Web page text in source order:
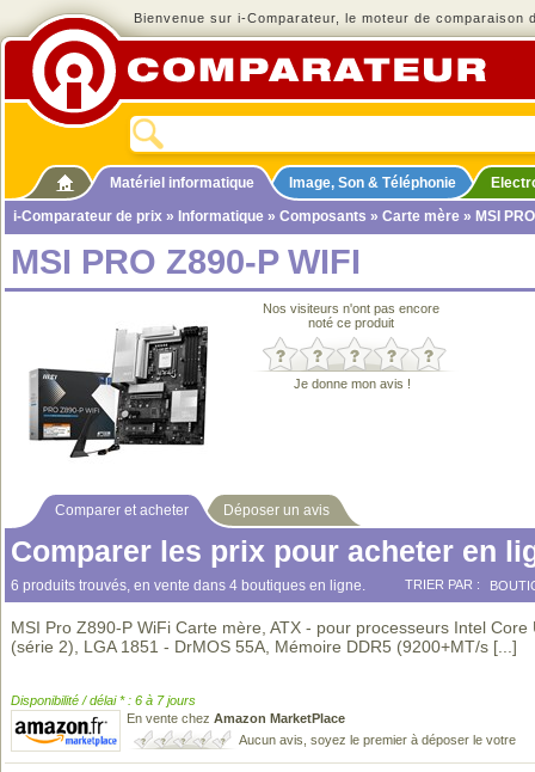
Bienvenue sur i-Comparateur, le moteur de comparaison
Matériel informatique Image, Son & Téléphonie
i-Comparateur de prix » Informatique » Composants » Carte mère » MSI
MSI PRO Z890-P WIFI
Nos visiteurs n'ont pas encore
noté ce produit
Je donne mon avis !
Comparer et acheter Déposer un avis
Comparer les prix pour acheter en
6 produits trouvés, en vente dans 4 boutiques en ligne. TRIER PAR :
MSI Pro Z890-P WiFi Carte mère, ATX - pour processeurs Intel Core
(série 2), LGA 1851 - DrMOS 55A, Mémoire DDR5 (9200+MT/s [...]
Disponibilité / délai * : 6 à 7 jours
En vente chez Amazon MarketPlace
Aucun avis, soyez le premier à déposer le votre